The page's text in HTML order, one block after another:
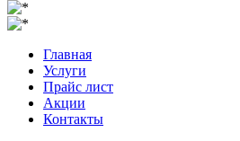
Главная
Услуги
Прайс лист
Акции
Контакты